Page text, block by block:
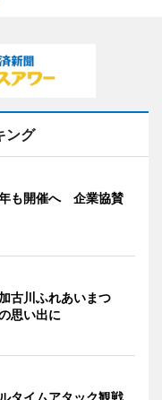
ング
年も開催へ 企業協賛
古川ふれあいまつ
思い出に
タイムアタック観戦